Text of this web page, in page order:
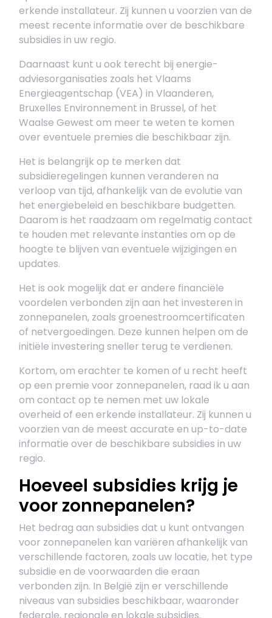
erkende installateur. Zij kunnen u voorzien van de
meest recente informatie over de beschikbare
subsidies in uw regio.
Daarnaast kunt u ook terecht bij energie-
adviesorganisaties zoals het Vlaams
Energieagentschap (VEA) in Vlaanderen,
Bruxelles Environnement in Brussel, of het
Waalse Gewest om meer te weten te komen
over eventuele premies die beschikbaar zijn.
Het is belangrijk op te merken dat
subsidieregelingen kunnen veranderen na
verloop van tijd, afhankelijk van de evolutie van
het energiebeleid en beschikbare budgetten.
Daarom is het raadzaam om regelmatig contact
te houden met relevante instanties om op de
hoogte te blijven van eventuele wijzigingen en
updates.
Het is ook mogelijk dat er andere financiële
voordelen verbonden zijn aan het investeren in
zonnepanelen, zoals groenestroomcertificaten
of netvergoedingen. Deze kunnen helpen om de
initiële investering sneller terug te verdienen.
Kortom, om erachter te komen of u recht heeft
op een premie voor zonnepanelen, raad ik u aan
om contact op te nemen met uw lokale
overheid of een erkende installateur. Zij kunnen u
voorzien van de meest accurate en up-to-date
informatie over de beschikbare subsidies in uw
regio.
Hoeveel subsidies krijg je
voor zonnepanelen?
Het bedrag aan subsidies dat u kunt ontvangen
voor zonnepanelen kan variëren afhankelijk van
verschillende factoren, zoals uw locatie, het type
subsidie en de voorwaarden die eraan
verbonden zijn. In België zijn er verschillende
niveaus van subsidies beschikbaar, waaronder